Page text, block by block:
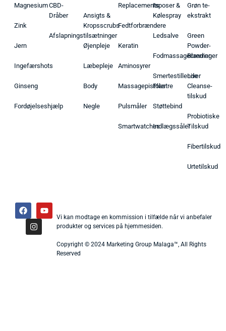
Magnesium
Zink
Jern
Ingefærshots
Ginseng
Fordøjelseshjælp
CBD-
Dråber
Afslapningstilsætninger
Ansigts &
Kropsscrubs
Øjenpleje
Læbepleje
Body
Negle
Replacements
Fedtforbrændere
Keratin
Aminosyrer
Massagepistoler
Pulsmåler
Smartwatches
Isposer &
Kølespray
Ledsalve
Fodmassagecremer
Smertestillende
Plastre
Støttebind
Indlægssåler
Grøn te-
ekstrakt
Green
Powder-
Blandinger
Liver
Cleanse-
tilskud
Probiotiske
Tilskud
Fibertilskud
Urtetilskud
Vi kan modtage en kommission i tilfælde når vi anbefaler
produkter og services på hjemmesiden.
Copyright © 2024 Marketing Group Malaga™, All Rights
Reserved